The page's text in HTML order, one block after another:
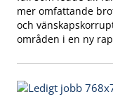
mer omfattande
och
områden i en ny